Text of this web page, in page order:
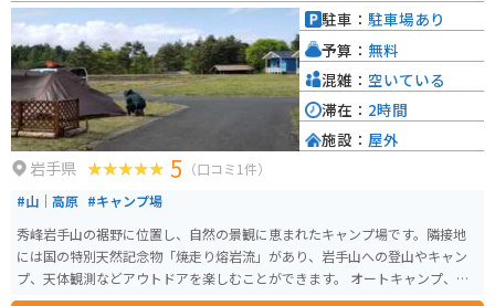
むことができます。バイクで訪れる方は、駐車場も広く、休憩に最適な場所
です。周辺には、八幡平アスピーテラインや、松川温泉、藤七温泉など、観光
スポットも充実しています。 道の駅 白樺の里やまがたは、雄大な自然と触れ
合い、地元の美味しいものを楽しめる、魅力的なスポットです。
岩手県 5 （口コミ1件）
#山｜高原 #キャンプ場
秀峰岩手山の裾野に位置し、自然の景観に恵まれたキャンプ場です。隣接地
には国の特別天然記念物「焼走り熔岩流」があり、岩手山への登山やキャン
プ、天体観測などアウトドアを楽しむことができます。 オートキャンプ、フ
リーサイト、特設フリーサイト、コテージの4タイプあります。 ・オートキャ
駐車： 駐車場あり
予算： 無料
混雑： 空いている
滞在： 2時間
施設： 屋外